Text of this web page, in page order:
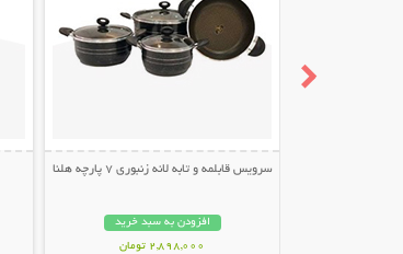
سرویس قابلمه و تابه لانه زنبوری 7 پارچه هلنا
افزودن به سبد خرید
2,898,000 تومان